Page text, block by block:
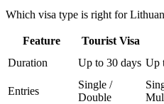
Which visa type is right for
Feature Tourist Visa
Duration
Up to 30 days Up
Entries
Single /
Double